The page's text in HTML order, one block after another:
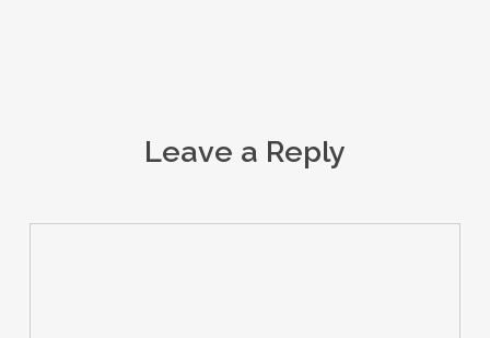
Leave a Reply